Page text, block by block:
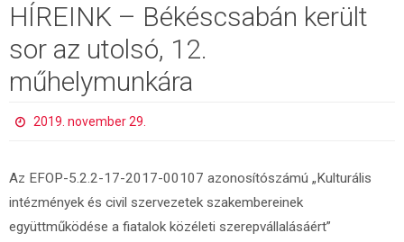
HÍREINK – Békéscsabán került
sor az utolsó, 12.
műhelymunkára
2019. november 29.
Az EFOP-5.2.2-17-2017-00107 azonosítószámú „Kulturális
intézmények és civil szervezetek szakembereinek
együttműködése a fiatalok közéleti szerepvállalásáért”